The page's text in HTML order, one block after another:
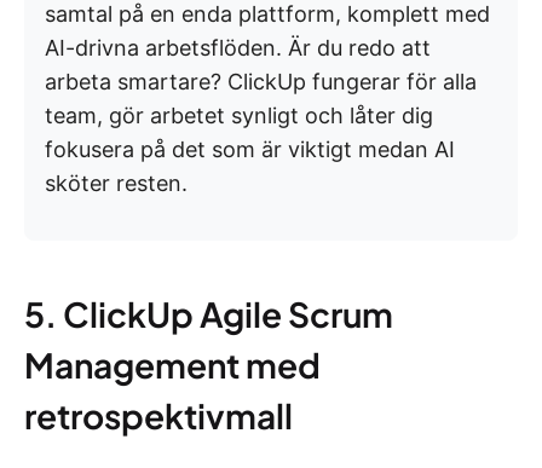
samtal på en enda plattform, komplett med
AI-drivna arbetsflöden. Är du redo att
arbeta smartare? ClickUp fungerar för alla
team, gör arbetet synligt och låter dig
fokusera på det som är viktigt medan AI
sköter resten.
5. ClickUp Agile Scrum
Management med
retrospektivmall